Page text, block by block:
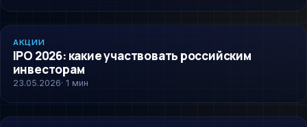
AKCII
АКЦИИ
IPO 2026: какие участвовать российским
инвесторам
23.05.2026· 1 мин